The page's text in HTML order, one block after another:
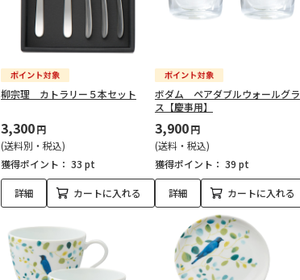
柳宗理 カトラリー５本セット
3,300円
(送料別・税込)
獲得ポイント： 33 pt
詳細 カートに入れる
ボダム ペアダブルウォールグラ
ス【慶事用】
3,900円
(送料・税込)
獲得ポイント： 39 pt
詳細 カートに入れる